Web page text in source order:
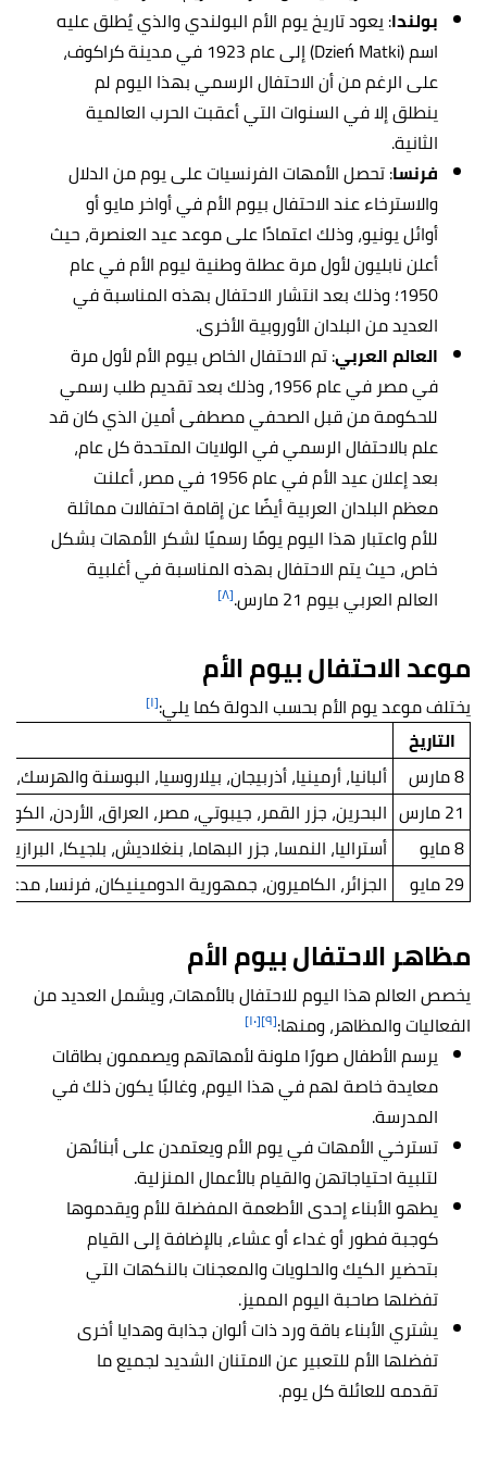
بولندا: يعود تاريخ يوم الأم البولندي والذي يُطلق عليه
اسم (Dzień Matki) إلى عام 1923 في مدينة كراكوف،
على الرغم من أن الاحتفال الرسمي بهذا اليوم لم
ينطلق إلا في السنوات التي أعقبت الحرب العالمية
الثانية.
فرنسا: تحصل الأمهات الفرنسيات على يوم من الدلال
والاسترخاء عند الاحتفال بيوم الأم في أواخر مايو أو
أوائل يونيو، وذلك اعتمادًا على موعد عيد العنصرة، حيث
أعلن نابليون لأول مرة عطلة وطنية ليوم الأم في عام
1950؛ وذلك بعد انتشار الاحتفال بهذه المناسبة في
العديد من البلدان الأوروبية الأخرى.
العالم العربي: تم الاحتفال الخاص بيوم الأم لأول مرة
في مصر في عام 1956، وذلك بعد تقديم طلب رسمي
للحكومة من قبل الصحفي مصطفى أمين الذي كان قد
علم بالاحتفال الرسمي في الولايات المتحدة كل عام،
بعد إعلان عيد الأم في عام 1956 في مصر، أعلنت
معظم البلدان العربية أيضًا عن إقامة احتفالات مماثلة
للأم واعتبار هذا اليوم يومًا رسميًا لشكر الأمهات بشكل
خاص، حيث يتم الاحتفال بهذه المناسبة في أغلبية
العالم العربي بيوم 21 مارس.
[٨]
موعد الاحتفال بيوم الأم
يختلف موعد يوم الأم بحسب الدولة كما يلي:[١]
التاريخ
8 مارس
ألبانيا، أرمينيا، أذربيجان، بيلاروسيا، البوسنة
21 مارس
البحرين، جزر القمر، جيبوتي، مصر، العراق، الأردن،
8 مايو
أستراليا، النمسا، جزر البهاما، بنغلاديش، بلجيكا،
29 مايو
الجزائر، الكاميرون، جمهورية الدومينيكان، فرنسا،
مظاهر الاحتفال بيوم الأم
يخصص العالم هذا اليوم للاحتفال بالأمهات، ويشمل العديد من
الفعاليات والمظاهر، ومنها:[٩] [١٠]
يرسم الأطفال صورًا ملونة لأمهاتهم ويصممون بطاقات
معايدة خاصة لهم في هذا اليوم، وغالبًا يكون ذلك في
المدرسة.
تسترخي الأمهات في يوم الأم ويعتمدن على أبنائهن
لتلبية احتياجاتهن والقيام بالأعمال المنزلية.
يطهو الأبناء إحدى الأطعمة المفضلة للأم ويقدموها
كوجبة فطور أو غداء أو عشاء، بالإضافة إلى القيام
بتحضير الكيك والحلويات والمعجنات بالنكهات التي
تفضلها صاحبة اليوم المميز.
يشتري الأبناء باقة ورد ذات ألوان جذابة وهدايا أخرى
تفضلها الأم للتعبير عن الامتنان الشديد لجميع ما
تقدمه للعائلة كل يوم.